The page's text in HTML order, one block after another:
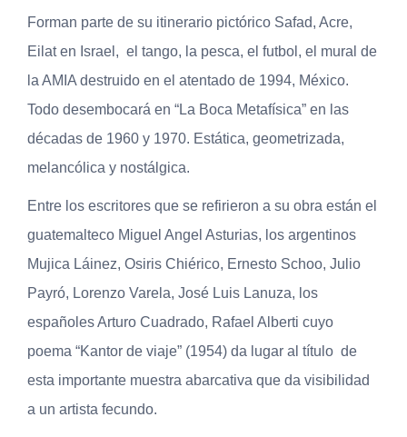
Forman parte de su itinerario pictórico Safad, Acre,
Eilat en Israel, el tango, la pesca, el futbol, el mural de
la AMIA destruido en el atentado de 1994, México.
Todo desembocará en “La Boca Metafísica” en las
décadas de 1960 y 1970. Estática, geometrizada,
melancólica y nostálgica.
Entre los escritores que se refirieron a su obra están el
guatemalteco Miguel Angel Asturias, los argentinos
Mujica Láinez, Osiris Chiérico, Ernesto Schoo, Julio
Payró, Lorenzo Varela, José Luis Lanuza, los
españoles Arturo Cuadrado, Rafael Alberti cuyo
poema “Kantor de viaje” (1954) da lugar al título de
esta importante muestra abarcativa que da visibilidad
a un artista fecundo.